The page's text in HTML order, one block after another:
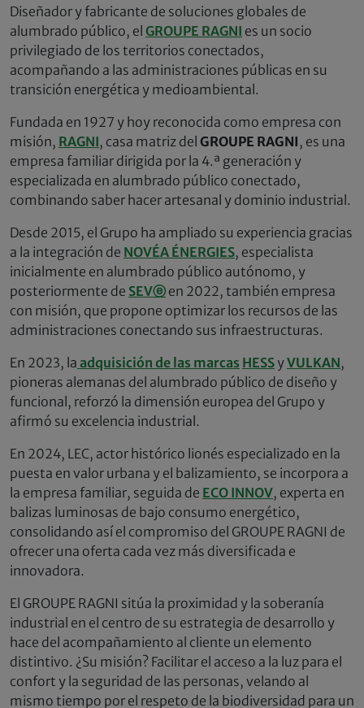
Diseñador y fabricante de soluciones globales de
alumbrado público, el GROUPE RAGNI es un socio
privilegiado de los territorios conectados,
acompañando a las administraciones públicas en su
transición energética y medioambiental.
Fundada en 1927 y hoy reconocida como empresa con
misión, RAGNI, casa matriz del GROUPE RAGNI , es una
empresa familiar dirigida por la 4.ª generación y
especializada en alumbrado público conectado,
combinando saber hacer artesanal y dominio industrial.
Desde 2015, el Grupo ha ampliado su experiencia gracias
a la integración de NOVÉA ÉNERGIES, especialista
inicialmente en alumbrado público autónomo, y
posteriormente de SEVⓔ en 2022, también empresa
con misión, que propone optimizar los recursos de las
administraciones conectando sus infraestructuras.
En 2023, la adquisición de las marcas HESS yVULKAN,
pioneras alemanas del alumbrado público de diseño y
funcional, reforzó la dimensión europea del Grupo y
afirmó su excelencia industrial.
En 2024, LEC, actor histórico lionés especializado en la
puesta en valor urbana y el balizamiento, se incorpora a
la empresa familiar, seguida de ECO INNOV, experta en
balizas luminosas de bajo consumo energético,
consolidando así el compromiso del GROUPE RAGNI de
ofrecer una oferta cada vez más diversificada e
innovadora.
El GROUPE RAGNI sitúa la proximidad y la soberanía
industrial en el centro de su estrategia de desarrollo y
hace del acompañamiento al cliente un elemento
distintivo. ¿Su misión? Facilitar el acceso a la luz para el
confort y la seguridad de las personas, velando al
mismo tiempo por el respeto de la biodiversidad para un